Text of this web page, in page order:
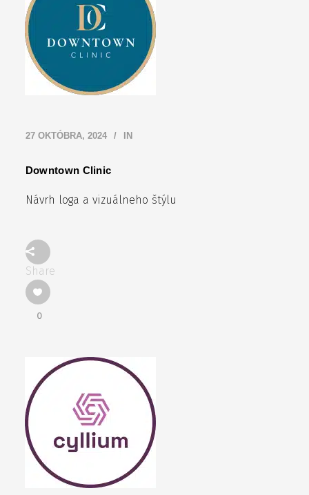
27 OKTÓBRA, 2024 IN
Downtown Clinic
Návrh loga a vizuálneho štýlu
Share
0